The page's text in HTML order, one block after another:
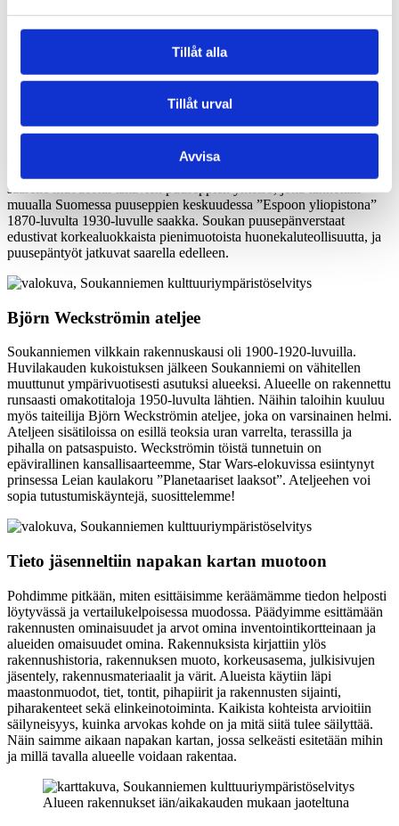
Tillåt alla
Tillåt urval
Avvisa
Kalastajia ja puuseppiä
Ensimmäiset kesäasunnot olivat kalastajilta vuokrattuja pieniä
mökkejä. Nämä entiset kalastajatorpat oli rakennettu parhaille
Kalastajat muuttivat vuokralaisten saapuessa vaatimattomiin
talousrakennuksiin tai ulompiin saariin. Vähitellen torppia
laajennettiin ja niiden pihamaille rakennettiin uusia tupia. Kalastus
oli Soukanniemen pääelinkeino 1870-luvulle asti. Toinen
saarelle muodostui taitavien puuseppien yhteisö, joka tunnettiin
muualla Suomessa puuseppien keskuudessa ”Espoon yliopistona”
1870-luvulta 1930-luvulle saakka. Soukan puusepänverstaat
edustivat korkealuokkaista pienimuotoista huonekaluteollisuutta, ja
puusepäntyöt jatkuvat saarella edelleen.
Björn Weckströmin ateljee
Soukanniemen vilkkain rakennuskausi oli 1900-1920-luvuilla.
Huvilakauden kukoistuksen jälkeen Soukanniemi on vähitellen
muuttunut ympärivuotisesti asutuksi alueeksi. Alueelle on rakennettu
runsaasti omakotitaloja 1950-luvulta lähtien. Näihin taloihin kuuluu
myös taiteilija Björn Weckströmin ateljee, joka on varsinainen helmi.
Ateljeen sisätiloissa on esillä teoksia uran varrelta, terassilla ja
pihalla on patsaspuisto. Weckströmin töistä tunnetuin on
epävirallinen kansallisaarteemme, Star Wars-elokuvissa esiintynyt
prinsessa Leian kaulakoru ”Planetaariset laaksot”. Ateljeehen voi
sopia tutustumiskäyntejä, suosittelemme!
Tieto jäsenneltiin napakan kartan muotoon
Pohdimme pitkään, miten esittäisimme keräämämme tiedon helposti
löytyvässä ja vertailukelpoisessa muodossa. Päädyimme esittämään
rakennusten ominaisuudet ja arvot omina inventointikortteinaan ja
alueiden omaisuudet omina. Rakennuksista kirjattiin ylös
rakennushistoria, rakennuksen muoto, korkeusasema, julkisivujen
jäsentely, rakennusmateriaalit ja värit. Alueista käytiin läpi
maastonmuodot, tiet, tontit, pihapiirit ja rakennusten sijainti,
piharakenteet sekä elinkeinotoiminta. Kaikista kohteista arvioitiin
säilyneisyys, kuinka arvokas kohde on ja mitä siitä tulee säilyttää.
Näin saimme aikaan napakan kartan, jossa selkeästi esitetään mihin
ja millä tavalla alueelle voidaan rakentaa.
Alueen rakennukset iän/aikakauden mukaan jaoteltuna